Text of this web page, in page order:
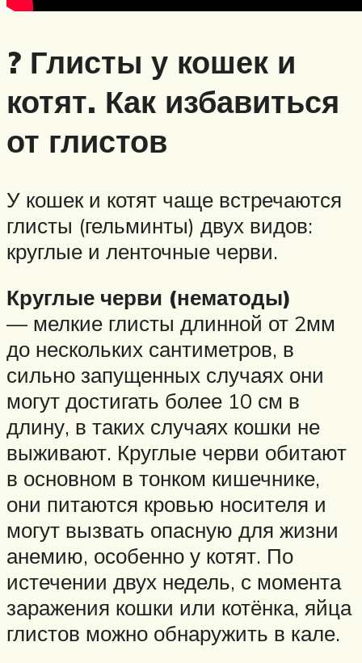
? Глисты у кошек и
котят. Как избавиться
от глистов
У кошек и котят чаще встречаются
глисты (гельминты) двух видов:
круглые и ленточные черви.
Круглые черви (нематоды)
— мелкие глисты длинной от 2мм
до нескольких сантиметров, в
сильно запущенных случаях они
могут достигать более 10 см в
длину, в таких случаях кошки не
выживают. Круглые черви обитают
в основном в тонком кишечнике,
они питаются кровью носителя и
могут вызвать опасную для жизни
анемию, особенно у котят. По
истечении двух недель, с момента
заражения кошки или котёнка, яйца
глистов можно обнаружить в кале.